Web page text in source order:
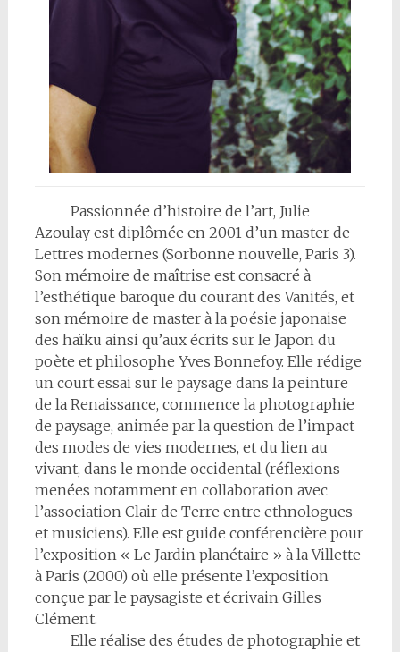
Passionnée d’histoire de l’art, Julie
Azoulay est diplômée en 2001 d’un master de
Lettres modernes (Sorbonne nouvelle, Paris 3).
Son mémoire de maîtrise est consacré à
l’esthétique baroque du courant des Vanités, et
son mémoire de master à la poésie japonaise
des haïku ainsi qu’aux écrits sur le Japon du
poète et philosophe Yves Bonnefoy. Elle rédige
un court essai sur le paysage dans la peinture
de la Renaissance, commence la photographie
de paysage, animée par la question de l’impact
des modes de vies modernes, et du lien au
vivant, dans le monde occidental (réflexions
menées notamment en collaboration avec
l’association Clair de Terre entre ethnologues
et musiciens). Elle est guide conférencière pour
l’exposition « Le Jardin planétaire » à la Villette
à Paris (2000) où elle présente l’exposition
conçue par le paysagiste et écrivain Gilles
Clément.
Elle réalise des études de photographie et